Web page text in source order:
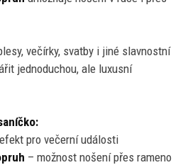
večírky, svatby i jiné slavnostní
jednoduchou, ale luxusní
pro večerní události
– možnost nošení přes rameno